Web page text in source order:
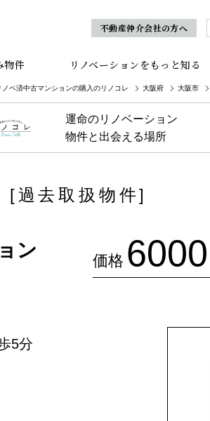
不動産仲介会社の方へ
物件 リノベーションをもっと知る
ノベ済中古マンションの購入のリノコレ 大阪府 大阪市
運命のリノベーション
物件と出会える場所
[過去取扱物件]
ン 価格 6000
5分